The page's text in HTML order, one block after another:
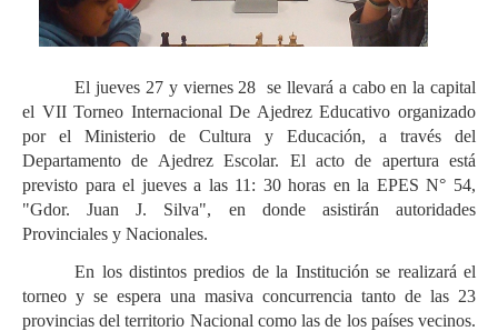
El jueves 27 y viernes 28 se llevará a cabo en la capital
el VII Torneo Internacional De Ajedrez Educativo organizado
por el Ministerio de Cultura y Educación, a través del
Departamento de Ajedrez Escolar. El acto de apertura está
previsto para el jueves a las 11: 30 horas en la EPES N° 54,
"Gdor. Juan J. Silva", en donde asistirán autoridades
Provinciales y Nacionales.
En los distintos predios de la Institución se realizará el
torneo y se espera una masiva concurrencia tanto de las 23
provincias del territorio Nacional como las de los países vecinos.